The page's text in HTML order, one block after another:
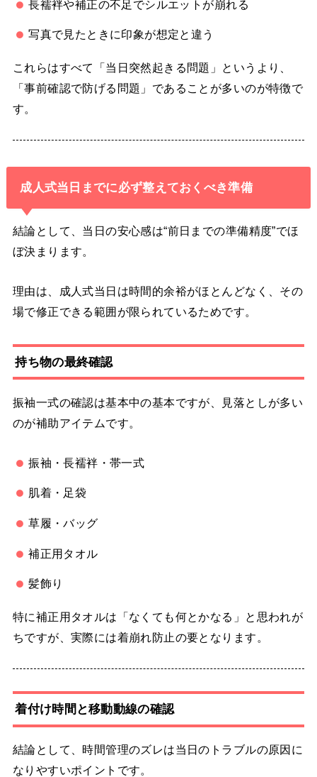
長襦袢や補正の不足でシルエットが崩れる
写真で見たときに印象が想定と違う
これらはすべて「当日突然起きる問題」というより、
「事前確認で防げる問題」であることが多いのが特徴で
す。
成人式当日までに必ず整えておくべき準備
結論として、当日の安心感は“前日までの準備精度”でほ
ぼ決まります。
理由は、成人式当日は時間的余裕がほとんどなく、その
場で修正できる範囲が限られているためです。
持ち物の最終確認
振袖一式の確認は基本中の基本ですが、見落としが多い
のが補助アイテムです。
振袖・長襦袢・帯一式
肌着・足袋
草履・バッグ
補正用タオル
髪飾り
特に補正用タオルは「なくても何とかなる」と思われが
ちですが、実際には着崩れ防止の要となります。
着付け時間と移動動線の確認
結論として、時間管理のズレは当日のトラブルの原因に
なりやすいポイントです。